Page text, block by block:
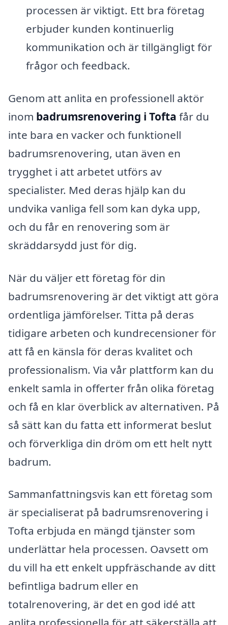
processen är viktigt. Ett bra företag
erbjuder kunden kontinuerlig
kommunikation och är tillgängligt för
frågor och feedback.
Genom att anlita en professionell aktör
inom badrumsrenovering i Tofta får du
inte bara en vacker och funktionell
badrumsrenovering, utan även en
trygghet i att arbetet utförs av
specialister. Med deras hjälp kan du
undvika vanliga fell som kan dyka upp,
och du får en renovering som är
skräddarsydd just för dig.
När du väljer ett företag för din
badrumsrenovering är det viktigt att göra
ordentliga jämförelser. Titta på deras
tidigare arbeten och kundrecensioner för
att få en känsla för deras kvalitet och
professionalism. Via vår plattform kan du
enkelt samla in offerter från olika företag
och få en klar överblick av alternativen. På
så sätt kan du fatta ett informerat beslut
och förverkliga din dröm om ett helt nytt
badrum.
Sammanfattningsvis kan ett företag som
är specialiserat på badrumsrenovering i
Tofta erbjuda en mängd tjänster som
underlättar hela processen. Oavsett om
du vill ha ett enkelt uppfräschande av ditt
befintliga badrum eller en
totalrenovering, är det en god idé att